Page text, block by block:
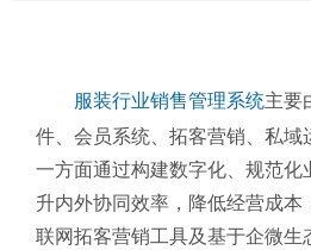
服装行业销售管理系统主要
件、会员系统、拓客营销、私域
一方面通过构建数字化、规范化
升内外协同效率，降低经营成本
联网拓客营销工具及基于企微生